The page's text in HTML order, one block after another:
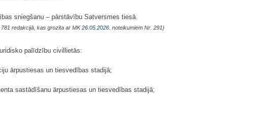
sniegšanu – pārstāvību Satversmes tiesā.
redakcijā, kas grozīta ar MK26.05.2026. noteikumiem Nr. 291)
palīdzību civillietās:
ārpustiesas un tiesvedības stadijā;
sastādīšanu ārpustiesas un tiesvedības stadijā;